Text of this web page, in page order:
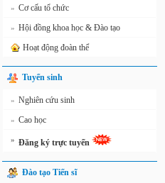
» Cơ cấu tổ chức
» Hội đồng khoa học & Đào tạo
Hoạt động đoàn thể
Tuyển sinh
» Nghiên cứu sinh
» Cao học
» Đăng ký trực tuyến
Đào tạo Tiến sĩ